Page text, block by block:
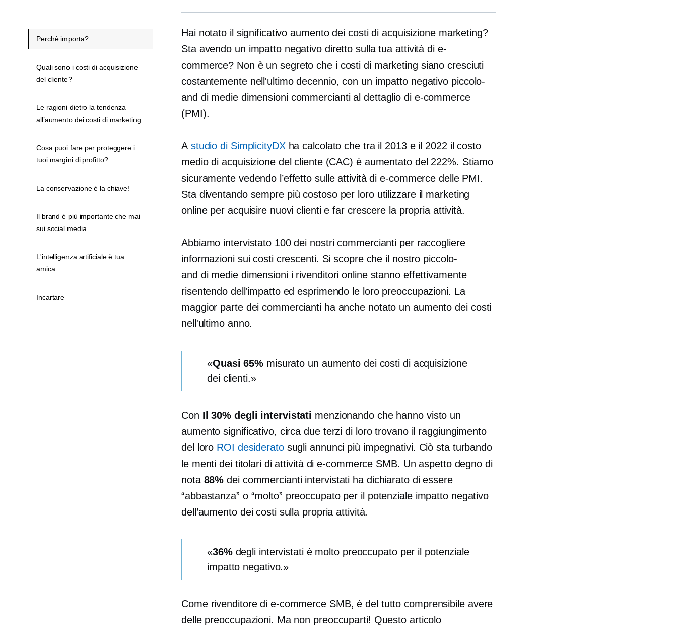
Hai notato il significativo aumento dei costi di acquisizione marketing?
Sta avendo un impatto negativo diretto sulla tua attività di e-
commerce? Non è un segreto che i costi di marketing siano cresciuti
costantemente nell'ultimo decennio, con un impatto negativo piccolo-
and di medie dimensionicommercianti al dettaglio di e-commerce
(PMI).
A studio di SimplicityDXha calcolato che tra il 2013 e il 2022 il costo
medio di acquisizione del cliente (CAC) è aumentato del 222%. Stiamo
sicuramente vedendo l’effetto sulle attività di e-commerce delle PMI.
Sta diventando sempre più costoso per loro utilizzare il marketing
online per acquisire nuovi clienti e far crescere la propria attività.
Abbiamo intervistato 100 dei nostri commercianti per raccogliere
informazioni sui costi crescenti. Si scopre che il nostro piccolo-
and di medie dimensionii rivenditori online stanno effettivamente
risentendo dell'impatto ed esprimendo le loro preoccupazioni. La
maggior parte dei commercianti ha anche notato un aumento dei costi
nell'ultimo anno.
Quasi 65% misurato un aumento dei costi di acquisizione
dei clienti.
Con Il 30% degli intervistati menzionando che hanno visto un
aumento significativo, circadue terzi di loro trovano il raggiungimento
del loro ROI desideratosugli annunci più impegnativi. Ciò sta turbando
le menti dei titolari di attività di e-commerce SMB. Un aspetto degno di
nota 88% dei commercianti intervistati ha dichiarato di essere
“abbastanza” o “molto” preoccupato per il potenziale impatto negativo
dell’aumento dei costi sulla propria attività.
36%degli intervistati è molto preoccupato per il potenziale
impatto negativo.
Come rivenditore di e-commerce SMB, è del tutto comprensibile avere
delle preoccupazioni. Ma non preoccuparti! Questo articolo
Perchè importa?
Quali sono i costi di acquisizione
del cliente?
Le ragioni dietro la tendenza
all’aumento dei costi di marketing
Cosa puoi fare per proteggere i
tuoi margini di profitto?
La conservazione è la chiave!
Il brand è più importante che mai
sui social media
L'intelligenza artificiale è tua
amica
Incartare